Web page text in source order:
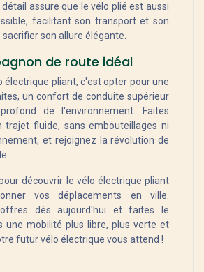
détail assure que le vélo plié est aussi
facilitant son transport et son
son allure élégante.
de route idéal
électrique pliant, c'est opter pour une
un confort de conduite supérieur
de l'environnement. Faites
trajet fluide, sans embouteillages ni
et rejoignez la révolution de
découvrir le vélo électrique pliant
vos déplacements en ville.
dès aujourd'hui et faites le
une mobilité plus libre, plus verte et
futur vélo électrique vous attend !